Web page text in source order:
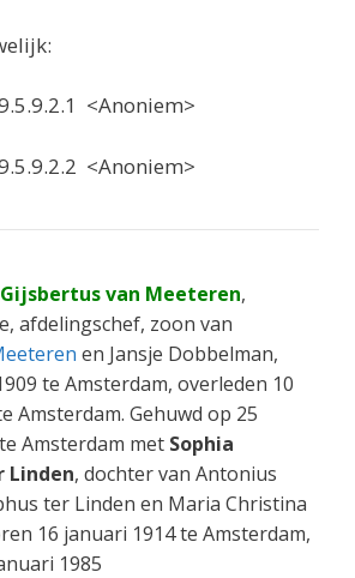
<Anoniem>
<Anoniem>
Gijsbertus van Meeteren,
afdelingschef, zoon van
en Jansje Dobbelman,
te Amsterdam, overleden 10
Amsterdam. Gehuwd op 25
Amsterdam met Sophia
Linden, dochter van Antonius
ter Linden en Maria Christina
16 januari 1914 te Amsterdam,
1985